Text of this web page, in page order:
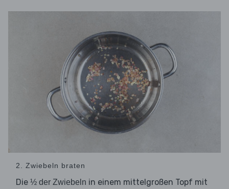
2. Zwiebeln braten
Die ½ der Zwiebeln in einem mittelgroßen Topf mit